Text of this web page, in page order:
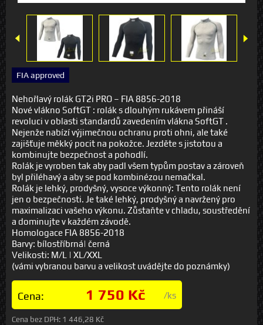
FIA approved
Nehořlavý rolák GT2i PRO – FIA 8856-2018
Nové vlákno SoftGT : rolák s dlouhým rukávem přináší
revoluci v oblasti standardů zavedením vlákna SoftGT .
Nejenže nabízí výjimečnou ochranu proti ohni, ale také
zajišťuje měkký pocit na pokožce. Jezděte s jistotou a
kombinujte bezpečnost a pohodlí.
Rolák je vyroben tak aby padl všem typům postav a zároveň
byl přiléhavý a aby se pod kombinézou nemačkal.
Rolák je lehký, prodyšný, vysoce výkonný: Tento rolák není
jen o bezpečnosti. Je také lehký, prodyšný a navržený pro
maximalizaci vašeho výkonu. Zůstaňte v chladu, soustředění
a dominujte v každém závodě.
Homologace FIA 8856-2018
Barvy: bílostříbrná| černá
Velikosti: M/L | XL/XXL
(vámi vybranou barvu a velikost uvádějte do poznámky)
Cena: 1 750 Kč /ks
Cena bez DPH: 1 446,28 Kč